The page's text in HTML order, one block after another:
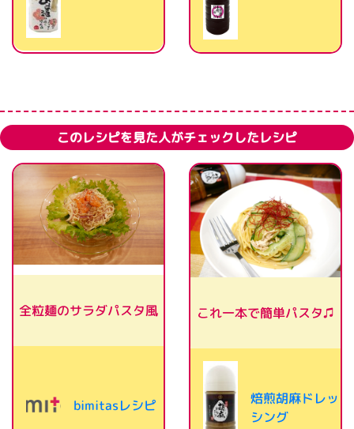
このレシピを見た人がチェックしたレシピ
全粒麺のサラダパスタ風
bimitasレシピ
これ一本で簡単パスタ♫
焙煎胡麻ドレッ
シング